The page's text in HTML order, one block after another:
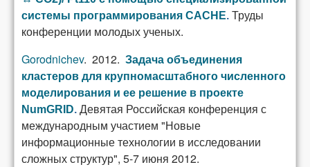
системы программирования CACHE. Труды
конференции молодых ученых.
Gorodnichev. 2012. Задача объединения
кластеров для крупномасштабного численного
моделирования и ее решение в проекте
NumGRID. Девятая Российская конференция с
международным участием "Новые
информационные технологии в исследовании
сложных структур", 5-7 июня 2012.